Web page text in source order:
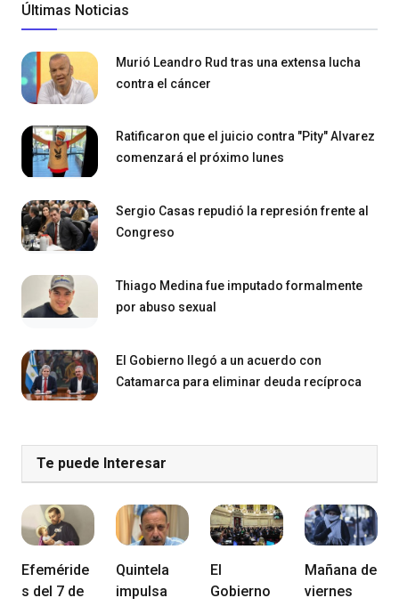
Últimas Noticias
Murió Leandro Rud tras una extensa lucha
contra el cáncer
Ratificaron que el juicio contra "Pity" Alvarez
comenzará el próximo lunes
Sergio Casas repudió la represión frente al
Congreso
Thiago Medina fue imputado formalmente
por abuso sexual
El Gobierno llegó a un acuerdo con
Catamarca para eliminar deuda recíproca
Te puede Interesar
Efeméride
s del 7 de
Quintela
impulsa
El
Gobierno
Mañana de
viernes